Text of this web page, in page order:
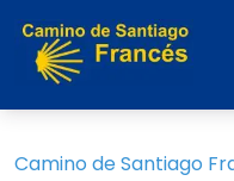
Camino de Santiago